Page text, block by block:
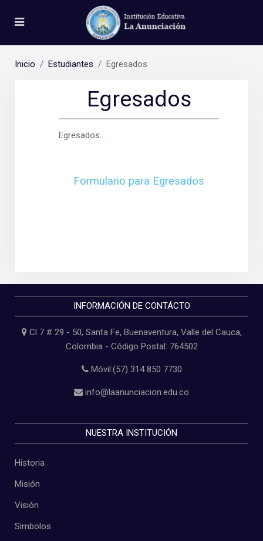
Inicio Estudiantes Egresados
Egresados
Egresados...
Formulario para Egresados
INFORMACIÓN DE CONTÁCTO
Cl 7 # 29 - 50, Santa Fe, Buenaventura, Valle del Cauca,
Colombia - Código Postal: 764502
Móvil:(57) 314 850 7730
info@laanunciacion.edu.co
NUESTRA INSTITUCIÓN
Historia
Misión
Visión
Simbolos